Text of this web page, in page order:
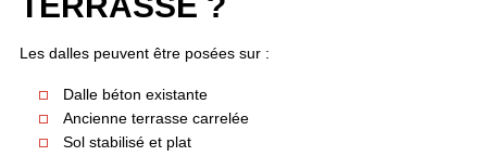
Les dalles peuvent être posées sur :
Dalle béton existante
Ancienne terrasse carrelée
Sol stabilisé et plat